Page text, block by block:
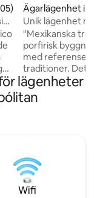
i genomsnittligt
Ägarlägenhet i
Unik lägenhet
trädgård i Roma
"Mexikanska
porfirisk byggnad
med referenser
traditioner. Det har: rymligt och utrustat
badrum;
placerad; kök
mikrovågsugn
trädgården från
lägenheter
Wifi